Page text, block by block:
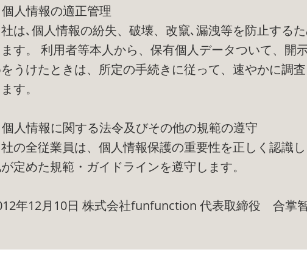
人情報の適正管理
は､個人情報の紛失、破壊、改竄､漏洩等を防止する
ます。 利用者等本人から、保有個人データついて、開
うけたときは、所定の手続きに従って、速やかに調
す。
個人情報に関する法令及びその他の規範の遵守
の全従業員は、個人情報保護の重要性を正しく認識
定めた規範・ガイドラインを遵守します。
年12月10日 株式会社funfunction 代表取締役 合掌